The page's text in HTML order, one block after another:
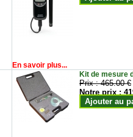
En savoir plus...
Kit de mesure
Prix :465.00 €
Notre prix :
Ajouter au